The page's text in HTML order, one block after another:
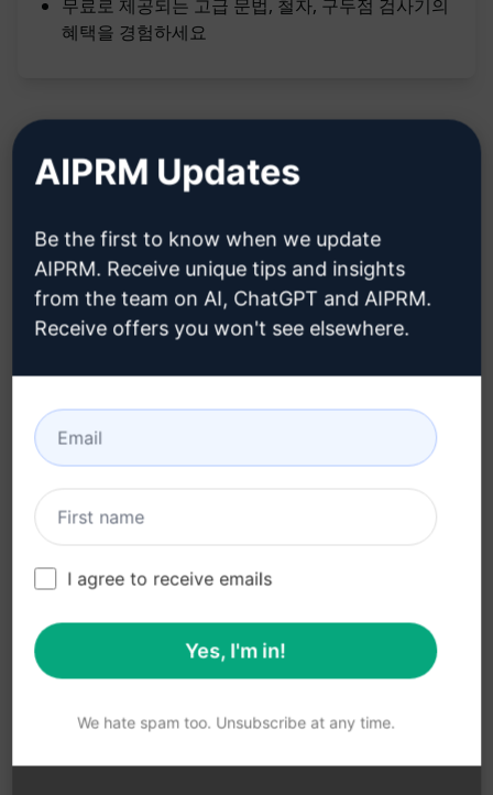
무료로 제공되는 고급 문법, 철자, 구두점 검사기의
혜택을 경험하세요
설명:
기능:
프로젝트 전체에 걸쳐 신뢰할 수 있는 문법, 철자,
프로젝트 시작부터 끝까지 완벽한 문법 검사 및 교
혜택:
일관된 문법, 철자, 및 문장 부호 검사로 전문적인
고급 문법 검사로 더 나은 작성 품질 보장
시간 절약 및 효율적인 프로젝트 진행으로 생산성
향상
AIPRM Updates
Be the first to know when we update
AIPRM. Receive unique tips and insights
from the team on AI, ChatGPT and AIPRM.
Receive offers you won't see elsewhere.
I agree to receive emails
Yes, I'm in!
We hate spam too. Unsubscribe at any time.